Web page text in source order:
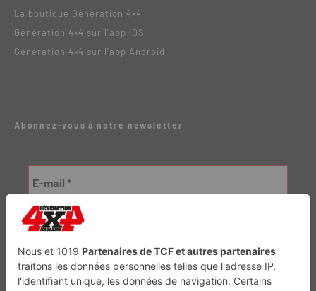
La boutique Génération 4×4
Génération 4×4 sur l’app IOS
Génération 4×4 sur l’app Android
Abonnez-vous à notre newsletter